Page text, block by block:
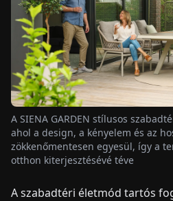
HÍREK
EN DEFRESIT NLPLHU
A SIENA GARDEN stílusos
ahol a design, a kényelem és az
zökkenőmentesen egyesül, így a
otthon kiterjesztésévé téve
A szabadtéri életmód tartós